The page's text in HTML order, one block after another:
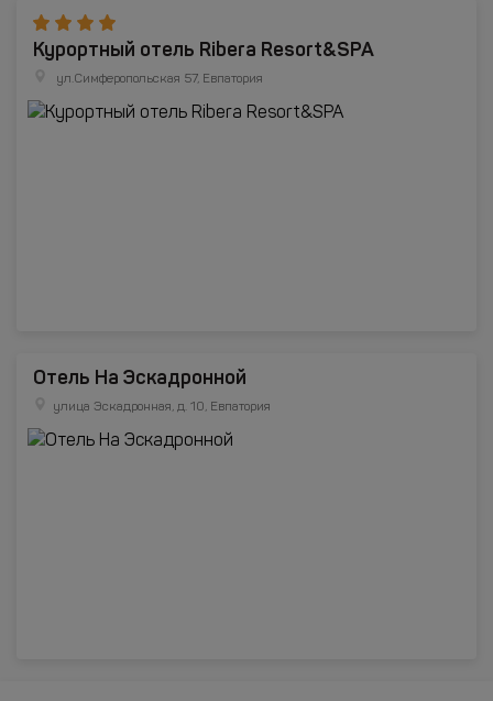
Курортный отель Ribera Resort&SPA
ул.Симферопольская 57, Евпатория
Отель На Эскадронной
улица Эскадронная, д. 10, Евпатория